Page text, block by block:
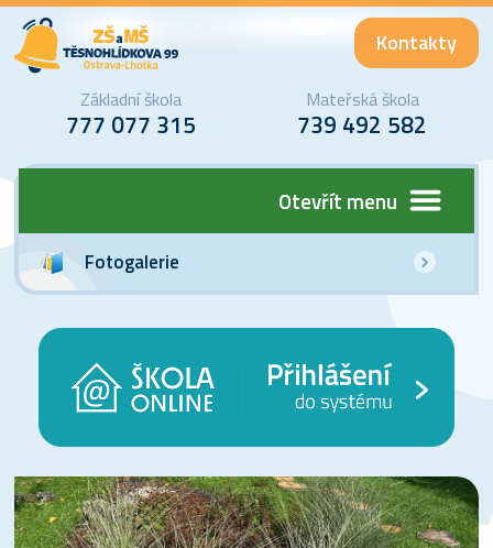
Kontakty
Základní škola
777 077 315
Mateřská škola
739 492 582
Otevřít menu
Fotogalerie